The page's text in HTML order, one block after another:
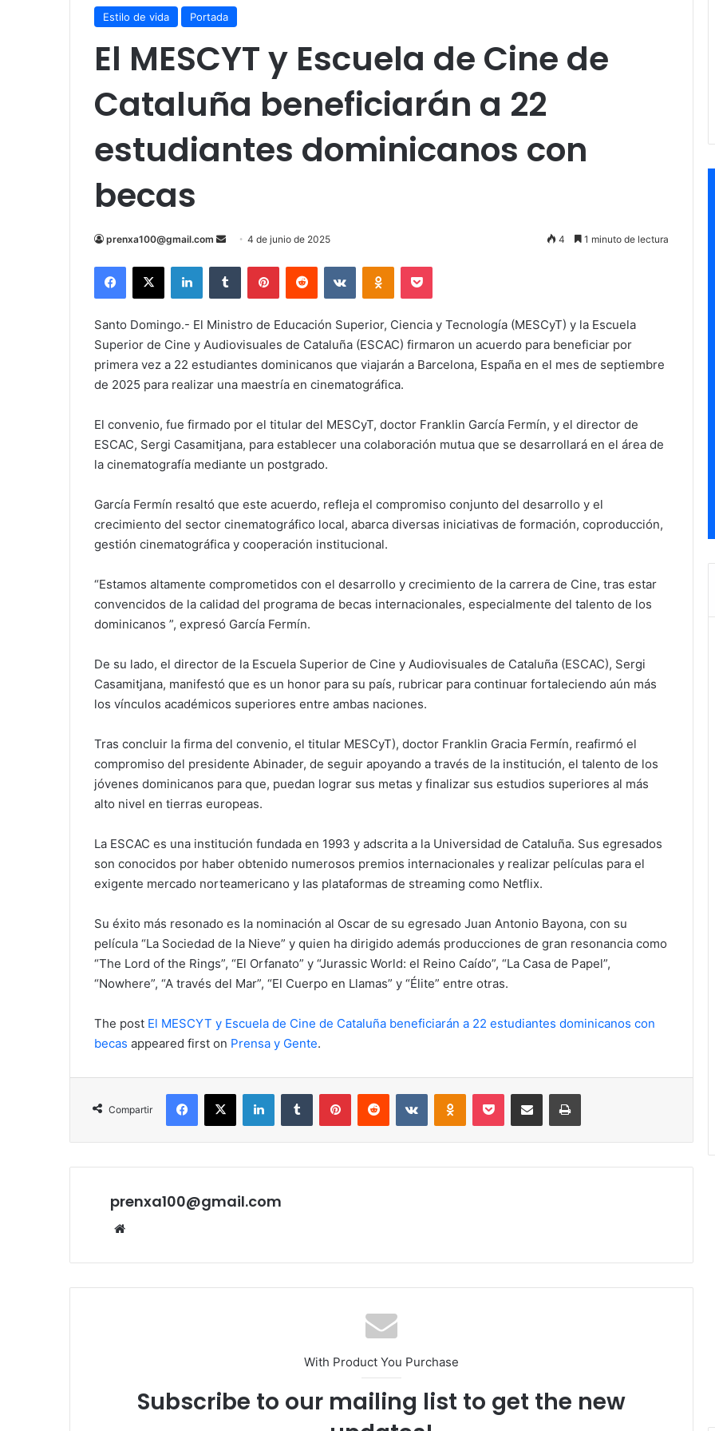
Estilo de vida Portada
El MESCYT y Escuela de Cine de
Cataluña beneficiarán a 22
estudiantes dominicanos con
becas
prenxa100@gmail.com
Send
email
4 de junio de 2025 4 1 minuto de lectura
Facebook
X LinkedInTumblr PinterestReddit VKontakteOdnoklassniki
Pocket
Santo Domingo.- El Ministro de Educación Superior, Ciencia y Tecnología (MESCyT) y la Escuela
Superior de Cine y Audiovisuales de Cataluña (ESCAC) firmaron un acuerdo para beneficiar por
primera vez a 22 estudiantes dominicanos que viajarán a Barcelona, España en el mes de septiembre
de 2025 para realizar una maestría en cinematográfica.
El convenio, fue firmado por el titular del MESCyT, doctor Franklin García Fermín, y el director de
ESCAC, Sergi Casamitjana, para establecer una colaboración mutua que se desarrollará en el área de
la cinematografía mediante un postgrado.
García Fermín resaltó que este acuerdo, refleja el compromiso conjunto del desarrollo y el
crecimiento del sector cinematográfico local, abarca diversas iniciativas de formación, coproducción,
gestión cinematográfica y cooperación institucional.
“Estamos altamente comprometidos con el desarrollo y crecimiento de la carrera de Cine, tras estar
convencidos de la calidad del programa de becas internacionales, especialmente del talento de los
dominicanos ”, expresó García Fermín.
De su lado, el director de la Escuela Superior de Cine y Audiovisuales de Cataluña (ESCAC), Sergi
Casamitjana, manifestó que es un honor para su país, rubricar para continuar fortaleciendo aún más
los vínculos académicos superiores entre ambas naciones.
Tras concluir la firma del convenio, el titular MESCyT), doctor Franklin Gracia Fermín, reafirmó el
compromiso del presidente Abinader, de seguir apoyando a través de la institución, el talento de los
jóvenes dominicanos para que, puedan lograr sus metas y finalizar sus estudios superiores al más
alto nivel en tierras europeas.
La ESCAC es una institución fundada en 1993 y adscrita a la Universidad de Cataluña. Sus egresados
son conocidos por haber obtenido numerosos premios internacionales y realizar películas para el
exigente mercado norteamericano y las plataformas de streaming como Netflix.
Su éxito más resonado es la nominación al Oscar de su egresado Juan Antonio Bayona, con su
película “La Sociedad de la Nieve” y quien ha dirigido además producciones de gran resonancia como
“The Lord of the Rings”, “El Orfanato” y “Jurassic World: el Reino Caído”, “La Casa de Papel”,
“Nowhere”, “A través del Mar”, “El Cuerpo en Llamas” y “Élite” entre otras.
The post El MESCYT y Escuela de Cine de Cataluña beneficiarán a 22 estudiantes dominicanos con
becas appeared first on Prensa y Gente.
Compartir
Facebook
X LinkedInTumblr PinterestReddit VKontakteOdnoklassniki
Pocket Compartir por correo electrónicoImprimir
prenxa100@gmail.com
With Product You Purchase
Subscribe to our mailing list to get the new